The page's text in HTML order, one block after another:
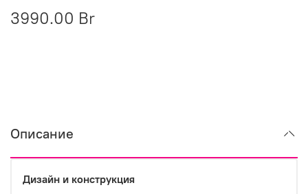
3990.00 Br
Описание
Дизайн и конструкция